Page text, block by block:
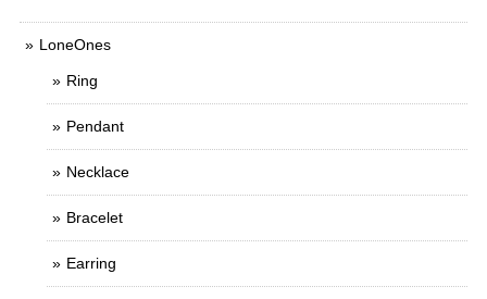
LoneOnes
Ring
Pendant
Necklace
Bracelet
Earring